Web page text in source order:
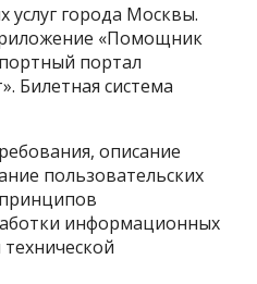
услуг города Москвы.
«Помощник
портал
Билетная система
описание
пользовательских
информационных